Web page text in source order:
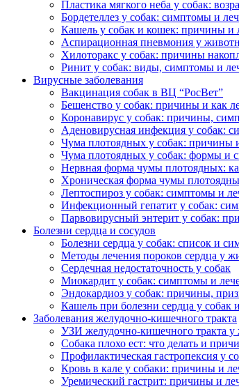
Пластика мягкого неба у собак:
Бордетеллез у собак: симптомы и
Кашель у собак и кошек: причины и
Аспирационная пневмония у
Хилоторакс у собак: причины
Ринит у собак: виды, симптомы и
Вирусные заболевания
Вакцинация собак в ВЦ “РосВет”
Бешенство у собак: причины и как
Коронавирус у собак: причины,
Аденовирусная инфекция у собак:
Чума плотоядных у собак: причины
Чума плотоядных у собак: формы и
Нервная форма чумы плотоядных:
Хроническая форма чумы
Лептоспироз у собак: симптомы и
Инфекционный гепатит у собак:
Парвовирусный энтерит у собак:
Болезни сердца и сосудов
Болезни сердца у собак: список и
Методы лечения пороков сердца у
Сердечная недостаточность у собак
Миокардит у собак: симптомы и
Эндокардиоз у собак: причины,
Кашель при болезни сердца у собак
Заболевания желудочно-кишечного тракта
УЗИ желудочно-кишечного тракта
Собака плохо ест: что делать и
Профилактическая гастропексия у
Кровь в кале у собаки: причины и
Уремический гастрит: причины и